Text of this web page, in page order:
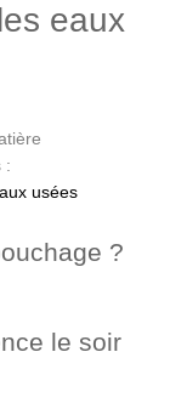
eaux
:
usées
?
le soir